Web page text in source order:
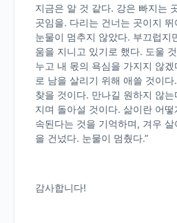
지금은 알 것 같다. 강은 빠지는
곳임을. 다리는 건너는 곳이지
눈물이 멈추지 않았다. 부끄럽지
움을 지니고 있기로 했다. 도울
누고 내 몫의 욕심을 가지지 않
로 남을 살리기 위해 애쓸 것이
찾을 것이다. 만나길 원하지 않
지며 돌아설 것이다. 삶이란 어
속된다는 것을 기억하며, 겨우
을 건넜다. 눈물이 멈췄다.”
감사합니다!